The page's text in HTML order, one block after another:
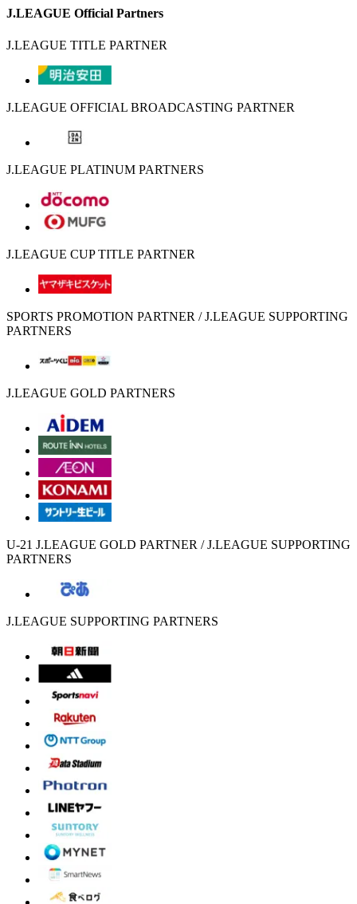
J.LEAGUE Official Partners
J.LEAGUE TITLE PARTNER
J.LEAGUE OFFICIAL BROADCASTING PARTNER
J.LEAGUE PLATINUM PARTNERS
J.LEAGUE CUP TITLE PARTNER
SPORTS PROMOTION PARTNER / J.LEAGUE SUPPORTING
PARTNERS
J.LEAGUE GOLD PARTNERS
U-21 J.LEAGUE GOLD PARTNER / J.LEAGUE SUPPORTING
PARTNERS
J.LEAGUE SUPPORTING PARTNERS